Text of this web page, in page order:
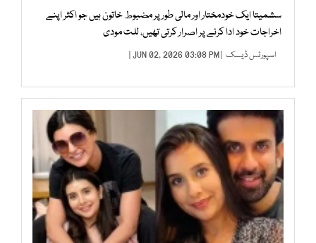
سشمیتا ایک خودمختار اور مالی طور پر مضبوط خاتون ہیں جو اکثر اپنے
اخراجات خود ادا کرنے پر اصرار کرتی تھیں، للت مودی
اسپورٹس ڈیسک | JUN 02, 2026 03:08 PM |